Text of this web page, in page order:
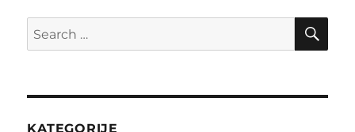
Search
for:
KATEGORIJE